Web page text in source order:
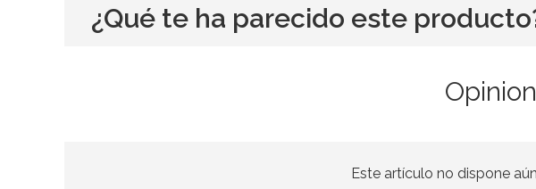
¿Qué te ha parecido este
Este artículo no dispone